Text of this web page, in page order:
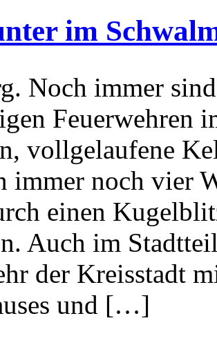
im
Noch immer
Feuerwehren
vollgelaufene
immer noch vier
einen
Auch im
der Kreisstadt
und […]